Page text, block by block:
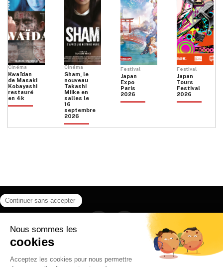
Cinéma
Kwaïdan
de Masaki
Kobayashi
restauré
en 4k
Cinéma
Sham, le
nouveau
Takashi
Miike en
salles le
16
septembre
2026
Festival
Japan
Expo
Paris
2026
Festival
Japan
Tours
Festival
2026
Instagram
CONTACT